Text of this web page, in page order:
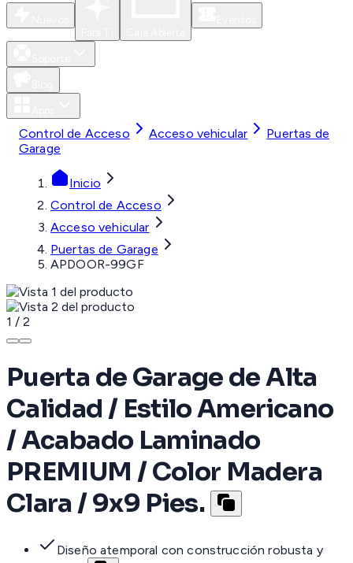
Control de Acceso Acceso vehicular
Puertas de
Garage
Inicio
Control de Acceso
Acceso vehicular
Puertas de Garage
APDOOR-99GF
1 / 2
Puerta de Garage de Alta
Calidad / Estilo Americano
/ Acabado Laminado
PREMIUM / Color Madera
Clara / 9x9 Pies.
Diseño atemporal con construcción robusta y